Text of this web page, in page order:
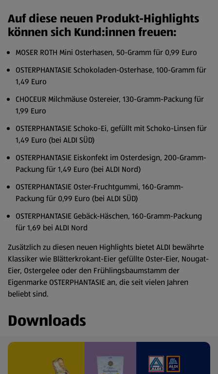
Auf diese neuen Produkt-Highlights
können sich Kund:innen freuen:
MOSER ROTH Mini Osterhasen, 50-Gramm für 0,99 Euro
OSTERPHANTASIE Schokoladen-Osterhase, 100-Gramm für
1,49 Euro
CHOCEUR Milchmäuse Ostereier, 130-Gramm-Packung für
1,99 Euro
OSTERPHANTASIE Schoko-Ei, gefüllt mit Schoko-Linsen für
1,49 Euro (bei ALDI SÜD)
OSTERPHANTASIE Eiskonfekt im Osterdesign, 200-Gramm-
Packung für 1,49 Euro (bei ALDI Nord)
OSTERPHANTASIE Oster-Fruchtgummi, 160-Gramm-
Packung für 0,99 Euro (bei ALDI SÜD)
OSTERPHANTASIE Gebäck-Häschen, 160-Gramm-Packung
für 1,69 bei ALDI Nord
Zusätzlich zu diesen neuen Highlights bietet ALDI bewährte
Klassiker wie Blätterkrokant-Eier gefüllte Oster-Eier, Nougat-
Eier, Ostergelee oder den Frühlingsbaumstamm der
Eigenmarke OSTERPHANTASIE an, die seit vielen Jahren
beliebt sind.
Downloads